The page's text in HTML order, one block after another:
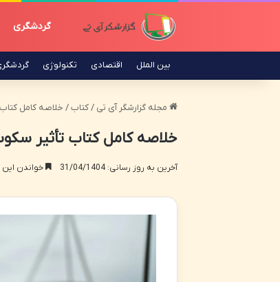
گردشگری
بین الملل اقتصادی تکنولوژی
مجله گزارشگر آی تی / کتاب / خلاصه کامل
خلاصه کامل کتاب تأثیر
آخرین به روز رسانی: 31/04/1404 خواندن این مطلب 14